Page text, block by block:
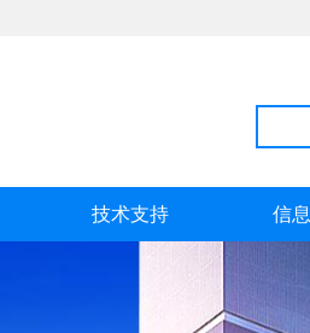
技术支持 信